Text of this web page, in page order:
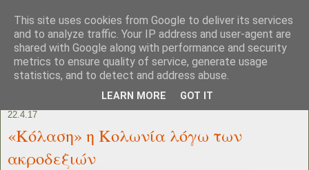
22.4.17
«Κόλαση» η Κολωνία λόγω των
ακροδεξιών
This site uses cookies from Google to deliver its services
and to analyze traffic. Your IP address and user-agent are
shared with Google along with performance and security
metrics to ensure quality of service, generate usage
statistics, and to detect and address abuse.
LEARN MORE GOT IT